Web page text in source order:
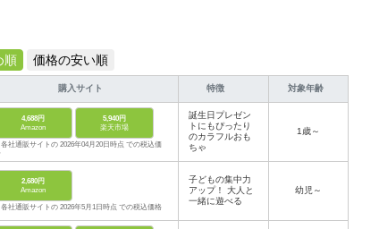
順 価格の安い順
購入サイト 特徴 対象年齢
4,688円
Amazon
5,940円
楽天市場
社通販サイトの 2026年04月20日時点 での税込価
誕生日プレゼン
トにもぴったり
のカラフルおも
ちゃ
1歳～
2,680円
Amazon
社通販サイトの 2026年5月1日時点 での税込価格
子どもの集中力
アップ！ 大人と
一緒に遊べる
幼児～